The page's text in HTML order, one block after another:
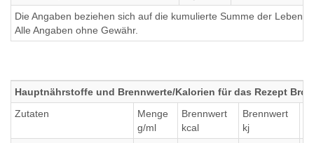
Die Angaben beziehen sich auf die kumulierte Summe der
Alle Angaben ohne Gewähr.
Hauptnährstoffe und Brennwerte/Kalorien für das Rezept
Zutaten
Menge
g/ml
Brennwert
kcal
Brennwert
kj